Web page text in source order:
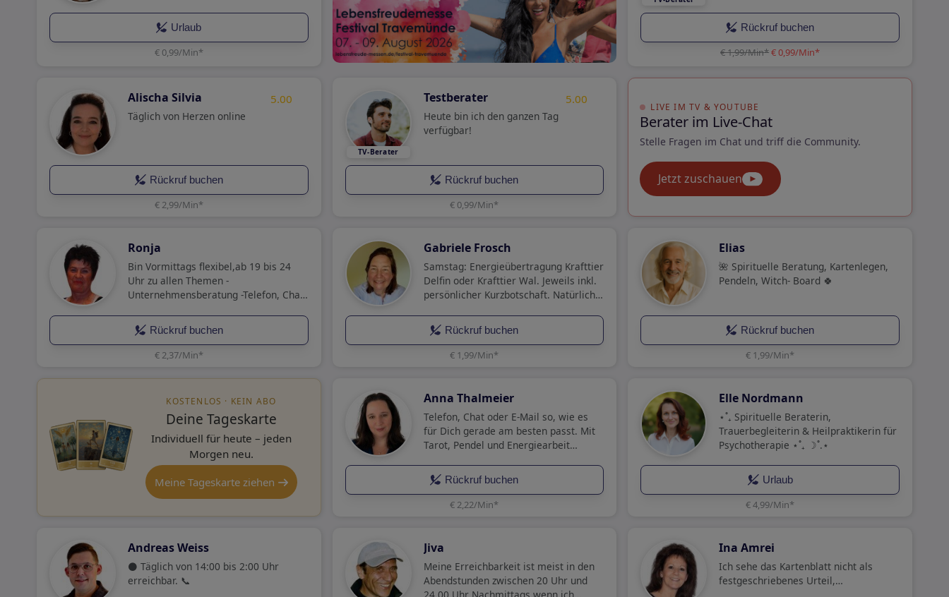
Natur. Vorsicht & Zurückhaltung im
Finanzbereich!
Urlaub
€ 0,99/Min*
Rückruf buchen
€ 1,99/Min*€ 0,99/Min*
Alischa Silvia 5.00
Täglich von Herzen online
Rückruf buchen
€ 2,99/Min*
Testberater 5.00
Heute bin ich den ganzen Tag
verfügbar!
Rückruf buchen
€ 0,99/Min*
LIVE IM TV & YOUTUBE
Berater im Live-Chat
Stelle Fragen im Chat und triff die Community.
Jetzt zuschauen
Ronja
Bin Vormittags flexibel,ab 19 bis 24
Uhr zu allen Themen -
Unternehmensberatung -Telefon, Chat,
treffsicher verfügbar.Kein Thema ist
mir fremd!
Rückruf buchen
€ 2,37/Min*
Gabriele Frosch
Samstag: Energieübertragung Krafttier
Delfin oder Krafttier Wal. Jeweils inkl.
persönlicher Kurzbotschaft. Natürlich
m. Energieübertragung möglich
Rückruf buchen
€ 1,99/Min*
Elias
🌺 Spirituelle Beratung, Kartenlegen,
Pendeln, Witch- Board 🍀
Rückruf buchen
€ 1,99/Min*
KOSTENLOS · KEIN ABO
Deine Tageskarte
Individuell für heute – jeden
Morgen neu.
Meine Tageskarte ziehen
Anna Thalmeier
Telefon, Chat oder E-Mail so, wie es
für Dich gerade am besten passt. Mit
Tarot, Pendel und Energiearbeit
Beruf und wichtigen Entscheidungen.
Rückruf buchen
€ 2,22/Min*
Elle Nordmann
⋆˚₊ Spirituelle Beraterin,
Trauerbegleiterin & Heilpraktikerin für
Psychotherapie ⋆˚₊ ☽˚.⋆
Urlaub
€ 4,99/Min*
Andreas Weiss
⚫ Täglich von 14:00 bis 2:00 Uhr
erreichbar. 📞
Jiva
Meine Erreichbarkeit ist meist in den
Abendstunden zwischen 20 Uhr und
Ina Amrei
Ich sehe das Kartenblatt nicht als
festgeschriebenes Urteil,…